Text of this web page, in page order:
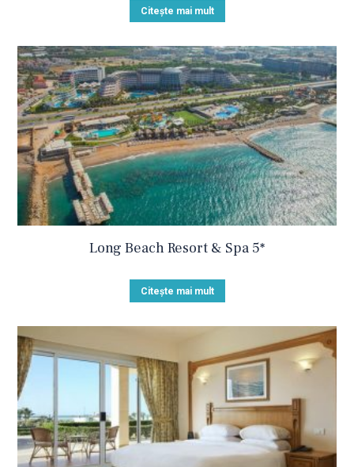
Citește mai mult
Long Beach Resort & Spa 5*
Citește mai mult